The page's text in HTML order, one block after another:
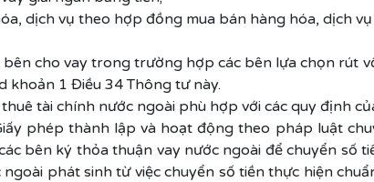
dịch vụ theo hợp đồng mua bán hàng hóa, dịch
cho vay trong trường hợp các bên lựa chọn rút
khoản 1 Điều 34 Thông tư này.
tài chính nước ngoài phù hợp với các quy định
phép thành lập và hoạt động theo pháp luật
bên ký thỏa thuận vay nước ngoài để chuyển số
phát sinh từ việc chuyển số tiền thực hiện